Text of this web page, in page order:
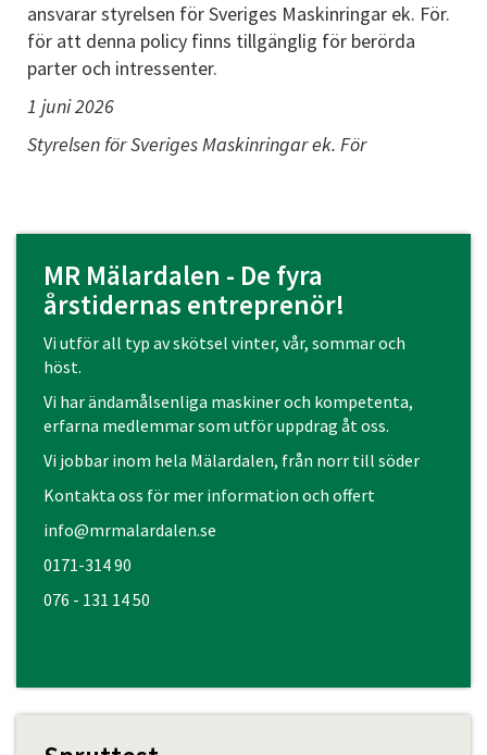
ansvarar styrelsen för Sveriges Maskinringar ek. För.
för att denna policy finns tillgänglig för berörda
parter och intressenter.
1 juni 2026
Styrelsen för Sveriges Maskinringar ek. För
MR Mälardalen - De fyra
årstidernas entreprenör!
Vi utför all typ av skötsel vinter, vår, sommar och
höst.
Vi har ändamålsenliga maskiner och kompetenta,
erfarna medlemmar som utför uppdrag åt oss.
Vi jobbar inom hela Mälardalen, från norr till söder
Kontakta oss för mer information och offert
info@mrmalardalen.se
0171-314 90
076 - 131 14 50